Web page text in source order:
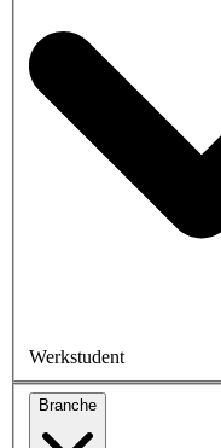
Werkstudent
Branche